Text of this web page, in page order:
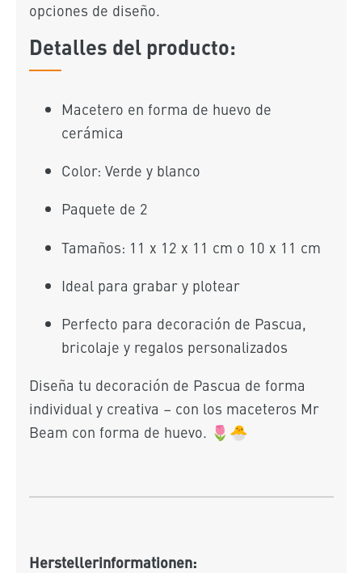
opciones de diseño.
Detalles del producto:
Macetero en forma de huevo de
cerámica
Color: Verde y blanco
Paquete de 2
Tamaños: 11 x 12 x 11 cm o 10 x 11 cm
Ideal para grabar y plotear
Perfecto para decoración de Pascua,
bricolaje y regalos personalizados
Diseña tu decoración de Pascua de forma
individual y creativa – con los maceteros Mr
Beam con forma de huevo. 🌷🐣
Herstellerinformationen: